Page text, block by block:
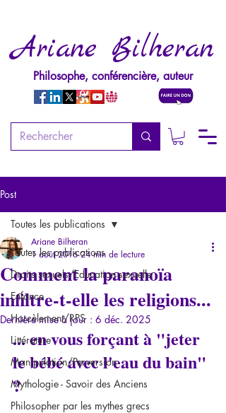
Ariane Bilheran
Philosophe, conférencière, auteur
Post
Toutes les publications
Droits sexuels/Education sexuelle
Enfance
Harcèlement/RPS
Littérature
Manipulation/Perversion
Mythologie - Savoir des Anciens
Philosopher par les mythes grecs
Toutes les publications
Comment la paranoïa
infiltre-t-elle les religions...
Ariane Bilheran
1 août 2016 24 min de lecture
Dernière mise à jour : 6 déc. 2025
... en vous forçant à "jeter
le bébé avec l'eau du bain"
?